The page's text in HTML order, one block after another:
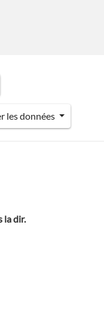
les données
la dir.